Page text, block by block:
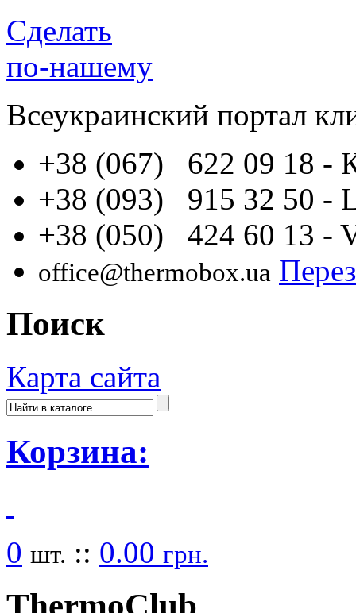
Сделать
по-нашему
Всеукраинский портал
+38 (067) 622 09 18 -
+38 (093) 915 32 50 -
+38 (050) 424 60 13 -
office@thermobox.ua
Поиск
Карта сайта
Корзина:
0 шт. :: 0.00 грн.